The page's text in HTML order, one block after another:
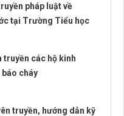
pháp luật về
tại Trường Tiểu học
truyền các hộ kinh
cháy
truyền, hướng dẫn kỹ